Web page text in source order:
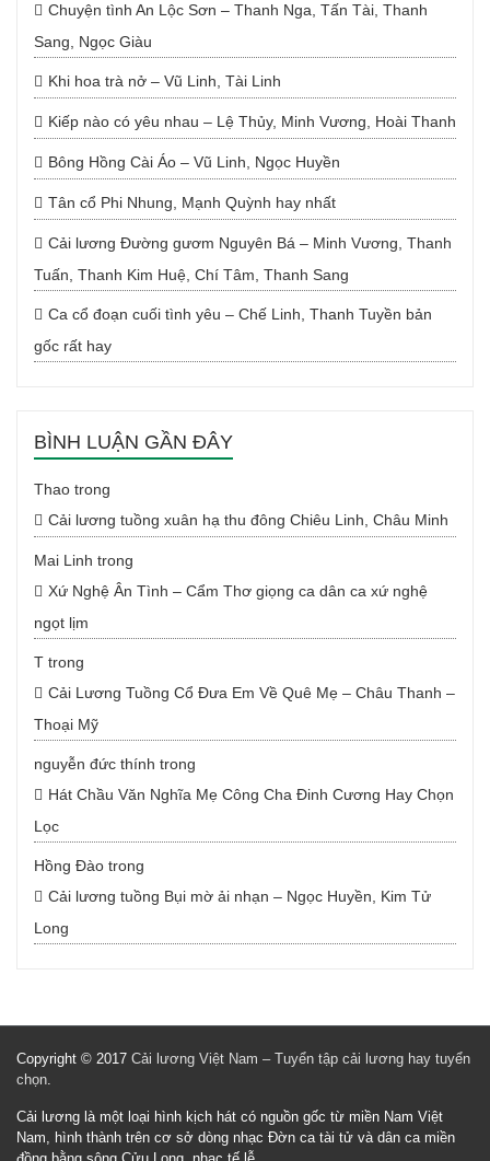
Chuyện tình An Lộc Sơn – Thanh Nga, Tấn Tài, Thanh
Sang, Ngọc Giàu
Khi hoa trà nở – Vũ Linh, Tài Linh
Kiếp nào có yêu nhau – Lệ Thủy, Minh Vương, Hoài Thanh
Bông Hồng Cài Áo – Vũ Linh, Ngọc Huyền
Tân cổ Phi Nhung, Mạnh Quỳnh hay nhất
Cải lương Đường gươm Nguyên Bá – Minh Vương, Thanh
Tuấn, Thanh Kim Huệ, Chí Tâm, Thanh Sang
Ca cổ đoạn cuối tình yêu – Chế Linh, Thanh Tuyền bản
gốc rất hay
BÌNH LUẬN GẦN ĐÂY
Thao trong
Cải lương tuồng xuân hạ thu đông Chiêu Linh, Châu Minh
Mai Linh trong
Xứ Nghệ Ân Tình – Cẩm Thơ giọng ca dân ca xứ nghệ
ngọt lịm
T trong
Cải Lương Tuồng Cổ Đưa Em Về Quê Mẹ – Châu Thanh –
Thoại Mỹ
nguyễn đức thính trong
Hát Chầu Văn Nghĩa Mẹ Công Cha Đinh Cương Hay Chọn
Lọc
Hồng Đào trong
Cải lương tuồng Bụi mờ ải nhạn – Ngọc Huyền, Kim Tử
Long
Copyright © 2017 Cải lương Việt Nam – Tuyển tập cải lương hay tuyển
chọn.
Cải lương là một loại hình kịch hát có nguồn gốc từ miền Nam Việt
Nam, hình thành trên cơ sở dòng nhạc Đờn ca tài tử và dân ca miền